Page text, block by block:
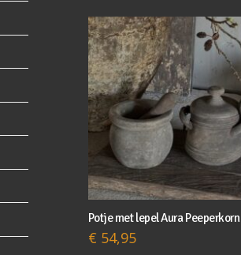
Potje met lepel Aura Peeperkorn
€ 54,95